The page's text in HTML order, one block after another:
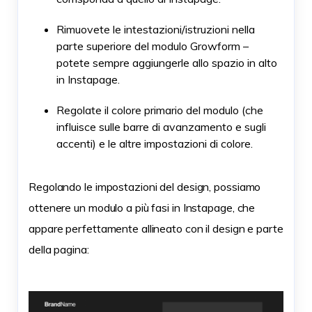
Rimuovete le intestazioni/istruzioni nella
parte superiore del modulo Growform –
potete sempre aggiungerle allo spazio in alto
in Instapage.
Regolate il colore primario del modulo (che
influisce sulle barre di avanzamento e sugli
accenti) e le altre impostazioni di colore.
Regolando le impostazioni del design, possiamo
ottenere un modulo a più fasi in Instapage, che
appare perfettamente allineato con il design e parte
della pagina: